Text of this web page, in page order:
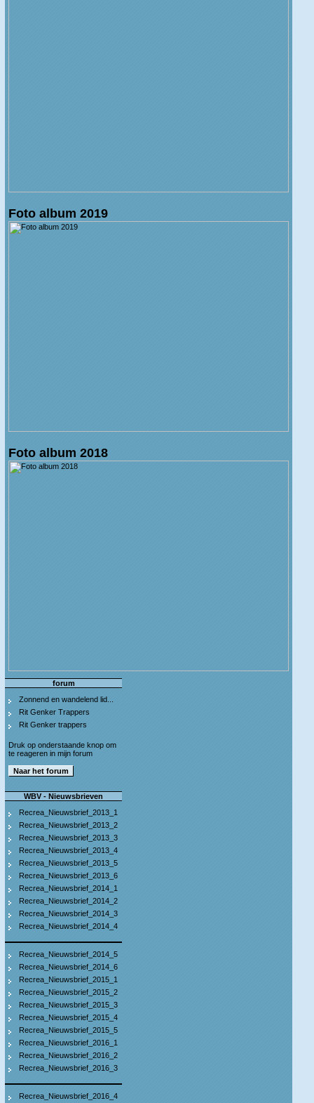
Foto album 2019
Foto album 2018
forum
Zonnend en wandelend lid...
Rit Genker Trappers
Rit Genker trappers
Druk op onderstaande knop om
te reageren in mijn forum
WBV - Nieuwsbrieven
Recrea_Nieuwsbrief_2013_1
Recrea_Nieuwsbrief_2013_2
Recrea_Nieuwsbrief_2013_3
Recrea_Nieuwsbrief_2013_4
Recrea_Nieuwsbrief_2013_5
Recrea_Nieuwsbrief_2013_6
Recrea_Nieuwsbrief_2014_1
Recrea_Nieuwsbrief_2014_2
Recrea_Nieuwsbrief_2014_3
Recrea_Nieuwsbrief_2014_4
Recrea_Nieuwsbrief_2014_5
Recrea_Nieuwsbrief_2014_6
Recrea_Nieuwsbrief_2015_1
Recrea_Nieuwsbrief_2015_2
Recrea_Nieuwsbrief_2015_3
Recrea_Nieuwsbrief_2015_4
Recrea_Nieuwsbrief_2015_5
Recrea_Nieuwsbrief_2016_1
Recrea_Nieuwsbrief_2016_2
Recrea_Nieuwsbrief_2016_3
Recrea_Nieuwsbrief_2016_4